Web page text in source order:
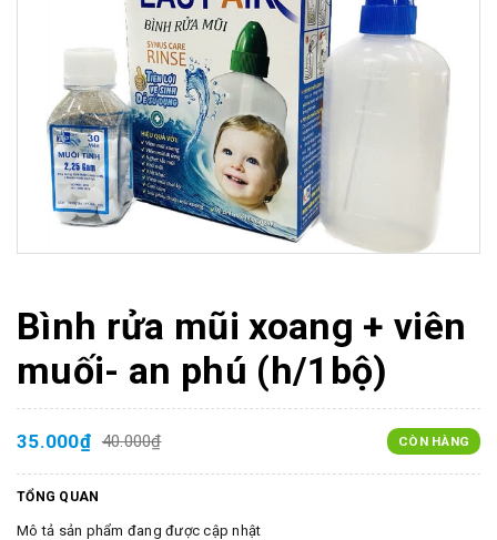
Bình rửa mũi xoang + viên
muối- an phú (h/1bộ)
35.000₫ 40.000₫ CÒN HÀNG
TỔNG QUAN
Mô tả sản phẩm đang được cập nhật